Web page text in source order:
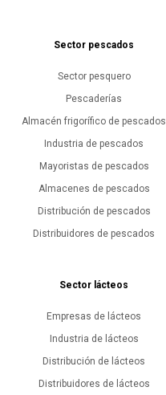
Sector pescados
Sector pesquero
Pescaderías
Almacén frigorífico de pescados
Industria de pescados
Mayoristas de pescados
Almacenes de pescados
Distribución de pescados
Distribuidores de pescados
Sector lácteos
Empresas de lácteos
Industria de lácteos
Distribución de lácteos
Distribuidores de lácteos